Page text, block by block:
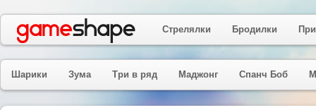
Стрелялки Бродилки
Шарики Зума Три в ряд Маджонг Спанч Боб